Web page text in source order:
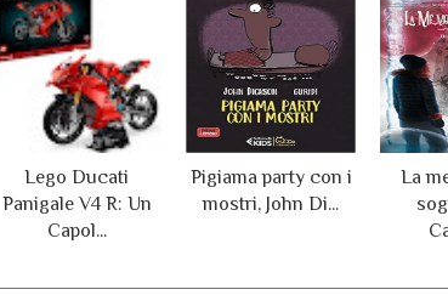
Lego Ducati
Panigale V4 R: Un
Capol...
Pigiama party con i
mostri, John Di...
La